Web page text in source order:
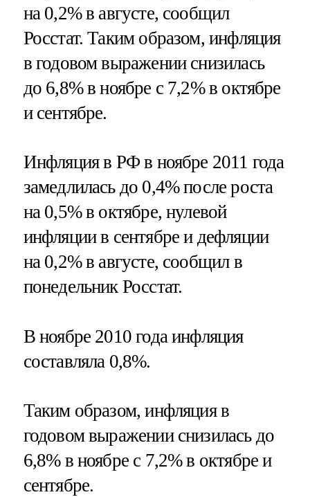
на 0,2% в августе, сообщил
Росстат. Таким образом, инфляция
в годовом выражении снизилась
до 6,8% в ноябре с 7,2% в октябре
и сентябре.
Инфляция в РФ в ноябре 2011 года
замедлилась до 0,4% после роста
на 0,5% в октябре, нулевой
инфляции в сентябре и дефляции
на 0,2% в августе, сообщил в
понедельник Росстат.
В ноябре 2010 года инфляция
составляла 0,8%.
Таким образом, инфляция в
годовом выражении снизилась до
6,8% в ноябре с 7,2% в октябре и
сентябре.